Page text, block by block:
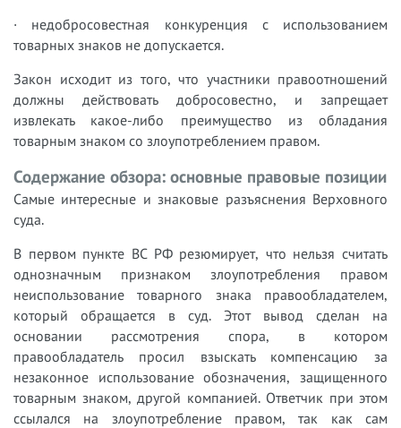
· недобросовестная конкуренция с использованием
товарных знаков не допускается.
Закон исходит из того, что участники правоотношений
должны действовать добросовестно, и запрещает
извлекать какое-либо преимущество из обладания
товарным знаком со злоупотреблением правом.
Содержание обзора: основные правовые позиции
Самые интересные и знаковые разъяснения Верховного
суда.
В первом пункте ВС РФ резюмирует, что нельзя считать
однозначным признаком злоупотребления правом
неиспользование товарного знака правообладателем,
который обращается в суд. Этот вывод сделан на
основании рассмотрения спора, в котором
правообладатель просил взыскать компенсацию за
незаконное использование обозначения, защищенного
товарным знаком, другой компанией. Ответчик при этом
ссылался на злоупотребление правом, так как сам